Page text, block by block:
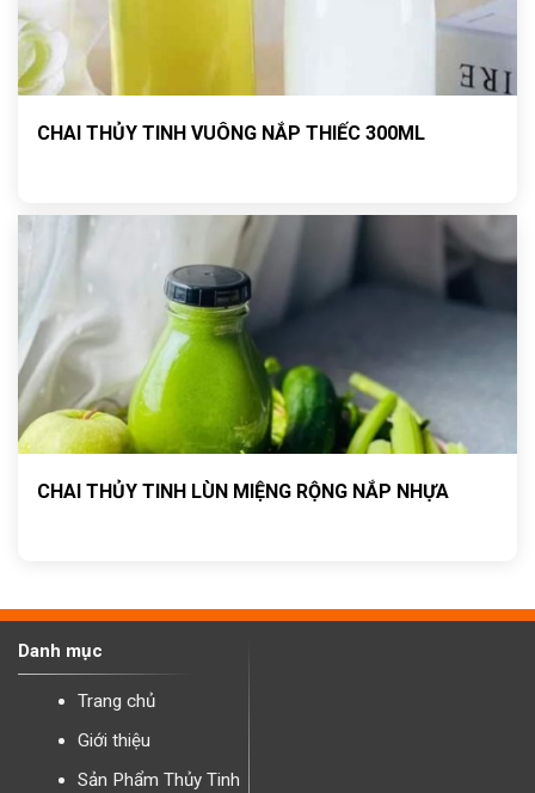
CHAI THỦY TINH VUÔNG NẮP THIẾC 300ML
CHAI THỦY TINH LÙN MIỆNG RỘNG NẮP NHỰA
Danh mục
Trang chủ
Giới thiệu
Sản Phẩm Thủy Tinh